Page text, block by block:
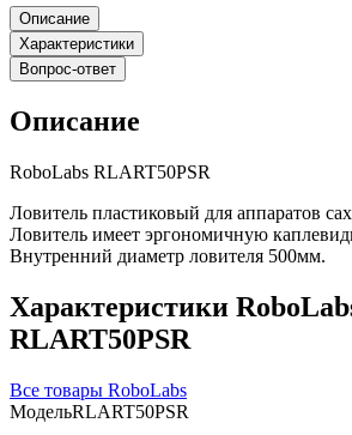
Описание
Характеристики
Вопрос-ответ
Описание
RoboLabs RLART50PSR
Ловитель пластиковый для аппаратов
Ловитель имеет эргономичную
Внутренний диаметр ловителя 500мм.
Характеристики
RLART50PSR
Все товары RoboLabs
МодельRLART50PSR